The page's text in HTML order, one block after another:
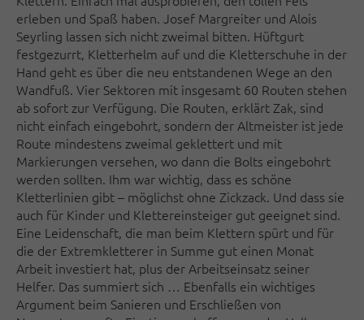
erleben und Spaß haben. Josef Margreiter und Alois
Seyrling lassen sich nicht zweimal bitten. Hüftgurt
festgezurrt, Kletterhelm auf und die Kletterschuhe in der
Hand geht es über die neu entstandenen Wege an den
Wandfuß. Vier Sektoren mit insgesamt 60 Routen stehen
ab sofort zur Verfügung. Die Routen, erklärt Zak, sind
nicht einfach eingebohrt, sondern der Altmeister ist jede
Route mindestens zweimal geklettert und mit
Markierungen versehen, wo dann die Bolts eingebohrt
werden sollten. Ihm war wichtig, dass es schöne
Kletterlinien gibt – möglichst ohne Zickzack. Und dass sie
auch für Kinder und Klettereinsteiger gut geeignet sind.
Eine Leidenschaft, die man beim Klettern spürt und für
die der Extremkletterer in Summe gut einen Monat
Arbeit investiert hat, plus der Arbeitseinsatz seiner
Helfer. Das summiert sich … Ebenfalls ein wichtiges
Argument beim Sanieren und Erschließen von